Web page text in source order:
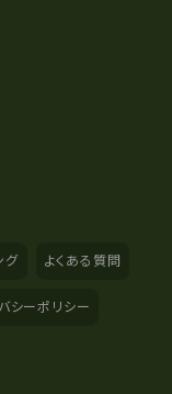
グ よくある質問
シーポリシー